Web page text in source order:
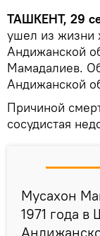
ТАШКЕНТ, 29
ушел из жизни
Андижанской
Мамадалиев.
Андижанской
Причиной
сосудистая
Мусахон
1971 года